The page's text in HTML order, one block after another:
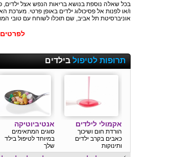
בכל שאלה נוספת בנושא בריאות הנפש אצל ילדים,
ו/או לפנות אל פסיכולוג ילדים באופן פרטי. מערכת
אוניברסיטת תל אביב, שם תוכלו לשוחח עם טובי
לפרטים
תרופות לטיפול בילדים
אקמולי לילדים
הורדת חום ושיכוך
כאבים בקרב ילדים
ותינוקות
אנטיביוטיקה
סוגים המתאימים
במיוחד לטיפול בילד
שלך